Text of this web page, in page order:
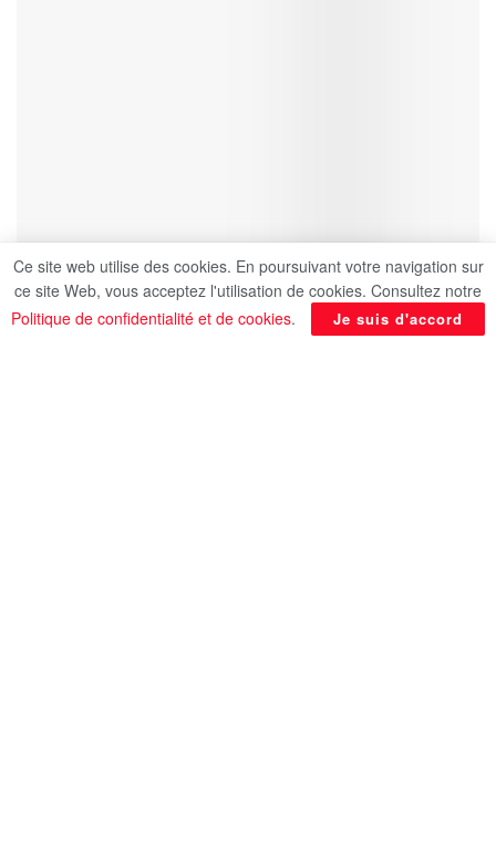
Ce site web utilise des cookies. En poursuivant votre navigation sur
ce site Web, vous acceptez l'utilisation de cookies. Consultez notre
Politique de confidentialité et de cookies. Je suis d'accord